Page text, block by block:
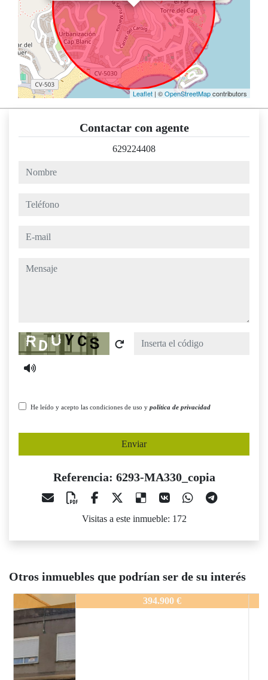
Leaflet | ©OpenStreetMapcontributors
Contactar con agente
629224408
nombre
teléfono
e-mail
mensaje
Captcha
He leído y acepto las condiciones de uso y política de privacidad
Enviar
Referencia: 6293-MA330_copia
Visitas a este inmueble: 172
Otros inmuebles que podrían ser de su interés
6293-MA330_copia
394.900 €